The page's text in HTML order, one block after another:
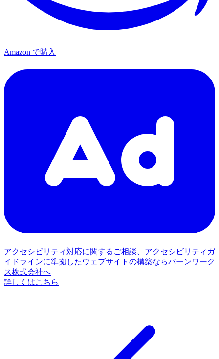
Amazon で購入
アクセシビリティ対応に関するご相談、アクセシビリティガ
イドラインに準拠したウェブサイトの構築ならバーンワーク
ス株式会社へ
詳しくはこちら